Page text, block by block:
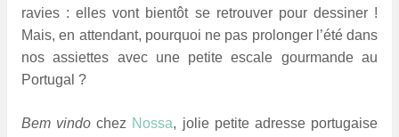
ravies : elles vont bientôt se retrouver pour dessiner !
Mais, en attendant, pourquoi ne pas prolonger l’été dans
nos assiettes avec une petite escale gourmande au
Portugal ?
Bem vindo chez Nossa, jolie petite adresse portugaise